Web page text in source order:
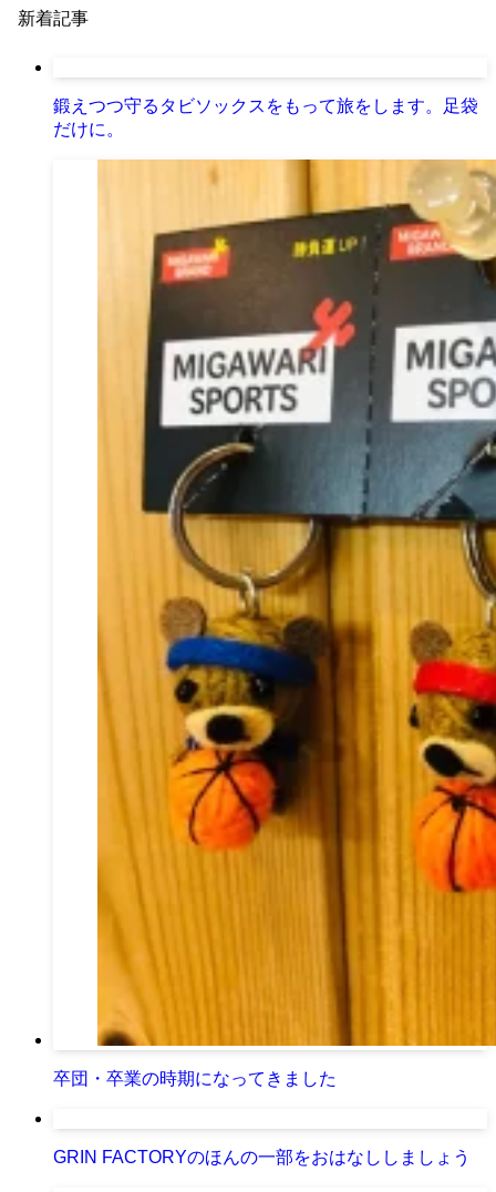
新着記事
鍛えつつ守るタビソックスをもって旅をします。足袋
だけに。
卒団・卒業の時期になってきました
GRIN FACTORYのほんの一部をおはなししましょう